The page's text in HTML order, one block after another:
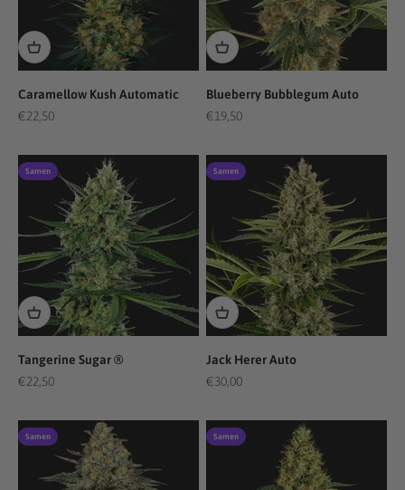
Caramellow Kush Automatic
Angebot
€22,50
Blueberry Bubblegum Auto
Angebot
€19,50
Samen
Tangerine Sugar ®
Angebot
€22,50
Samen
Jack Herer Auto
Angebot
€30,00
Samen Samen